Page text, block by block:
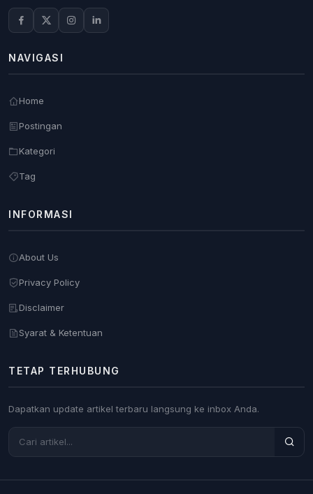
NAVIGASI
Home
Postingan
Kategori
Tag
INFORMASI
About Us
Privacy Policy
Disclaimer
Syarat & Ketentuan
TETAP TERHUBUNG
Dapatkan update artikel terbaru langsung ke inbox Anda.